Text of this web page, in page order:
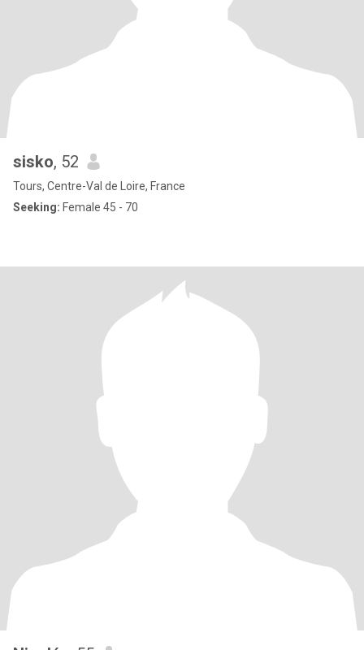
sisko, 52
Tours, Centre-Val de Loire, France
Seeking: Female 45 - 70